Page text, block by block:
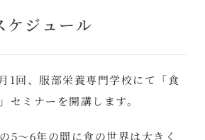
ケジュール
1回、服部栄養専門学校にて「食
セミナーを開講します。
5～6年の間に食の世界は大きく